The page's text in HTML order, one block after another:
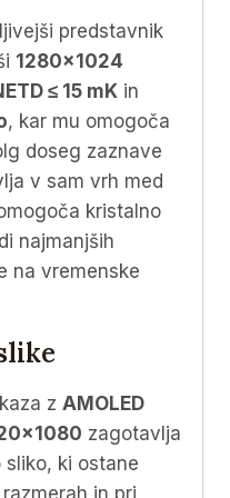
predstavnik
1280×1024
≤ 15 mK in
, kar mu omogoča
doseg zaznave
v sam vrh med
kristalno
najmanjših
na vremenske
z AMOLED
zagotavlja
ki ostane